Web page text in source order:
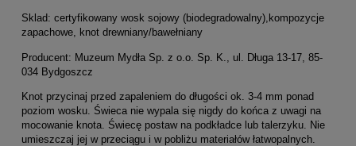
Sklad: certyfikowany wosk sojowy (biodegradowalny),kompozycje
zapachowe, knot drewniany/bawełniany
Producent: Muzeum Mydła Sp. z o.o. Sp. K., ul. Długa 13-17, 85-
034 Bydgoszcz
Knot przycinaj przed zapaleniem do długości ok. 3-4 mm ponad
poziom wosku. Świeca nie wypala się nigdy do końca z uwagi na
mocowanie knota. Świecę postaw na podkładce lub talerzyku. Nie
umieszczaj jej w przeciągu i w pobliżu materiałów łatwopalnych.